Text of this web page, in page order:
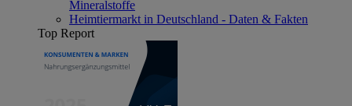
Mineralstoffe
Heimtiermarkt in Deutschland - Daten & Fakten
Top Report